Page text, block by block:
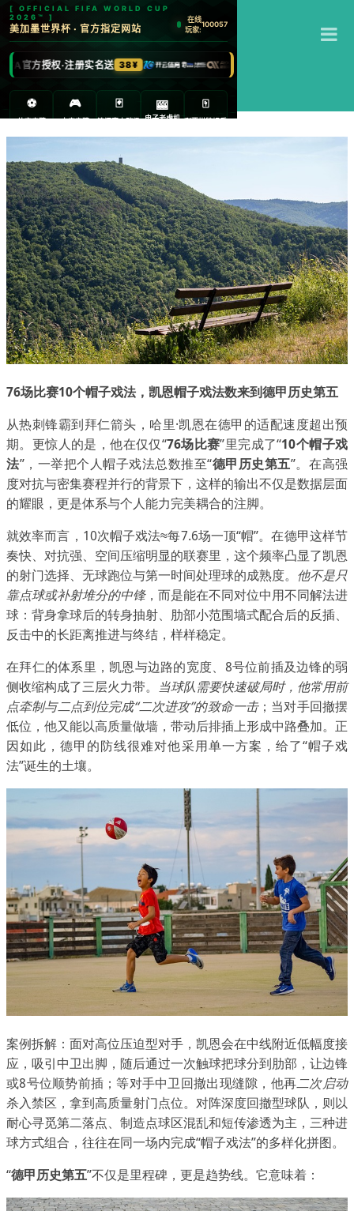
米乐
76场比赛10个帽子戏法，凯恩帽子戏法数来到德甲历史第五
从热刺锋霸到拜仁箭头，哈里·凯恩在德甲的适配速度超出预
期。更惊人的是，他在仅仅“76场比赛”里完成了“10个帽子戏
法”，一举把个人帽子戏法总数推至“德甲历史第五”。在高强
度对抗与密集赛程并行的背景下，这样的输出不仅是数据层面
的耀眼，更是体系与个人能力完美耦合的注脚。
就效率而言，10次帽子戏法≈每7.6场一顶“帽”。在德甲这样节
奏快、对抗强、空间压缩明显的联赛里，这个频率凸显了凯恩
的射门选择、无球跑位与第一时间处理球的成熟度。 他不是只
靠点球或补射堆分的中锋，而是能在不同对位中用不同解法进
球：背身拿球后的转身抽射、肋部小范围墙式配合后的反插、
反击中的长距离推进与终结，样样稳定。
在拜仁的体系里，凯恩与边路的宽度、8号位前插及边锋的弱
侧收缩构成了三层火力带。
当球队需要快速破局时，他常用前
点牵制与二点到位完成“二次进攻”的致命一击；当对手回撤摆
低位，他又能以高质量做墙，带动后排插上形成中路叠加。正
因如此，德甲的防线很难对他采用单一方案，给了“帽子戏
法”诞生的土壤。
案例拆解：面对高位压迫型对手，凯恩会在中线附近低幅度接
应，吸引中卫出脚，随后通过一次触球把球分到肋部，让边锋
或8号位顺势前插；等对手中卫回撤出现缝隙，他再二次启动
杀入禁区，拿到高质量射门点位。对阵深度回撤型球队，则以
耐心寻觅第二落点、制造点球区混乱和短传渗透为主，三种进
球方式组合，往往在同一场内完成“帽子戏法”的多样化拼图。
“德甲历史第五”不仅是里程碑，更是趋势线。它意味着：